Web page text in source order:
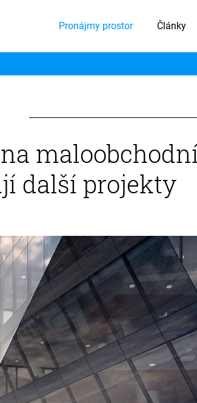
Pronájmy prostor Články
další projekty